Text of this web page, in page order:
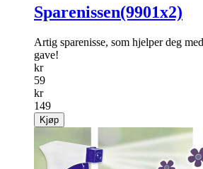
Sparenissen(9901x2)
Artig sparenisse, som hjelper deg
gave!
kr
59
kr
149
Kjøp